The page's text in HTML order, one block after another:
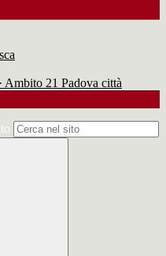
Ambito 21 Padova città